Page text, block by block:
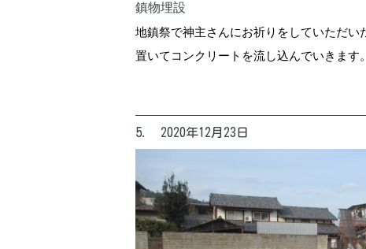
鎮物埋設
地鎮祭で神主さんにお祈りをしていただい
置いてコンクリートを流し込んでいきます。
5. 2020年12月23日